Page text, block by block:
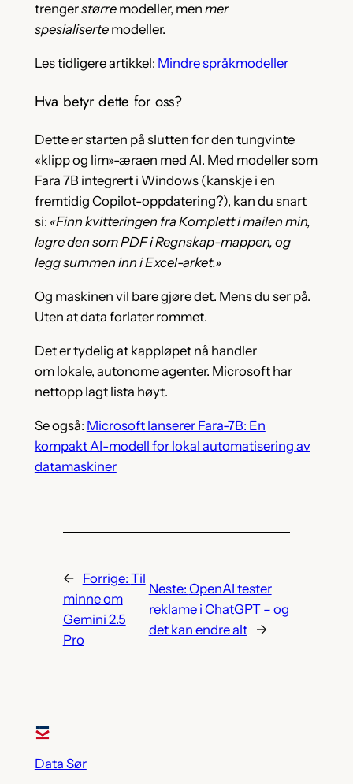
trengerstørremodeller, men mer
spesialisertemodeller.
Les tidligere artikkel: Mindre språkmodeller
Hva betyr dette for oss?
Dette er starten på slutten for den tungvinte
«klipp og lim»-æraen med AI. Med modeller som
Fara 7B integrert i Windows (kanskje i en
fremtidig Copilot-oppdatering?), kan du snart
si: «Finn kvitteringen fra Komplett i mailen min,
lagre den som PDF i Regnskap-mappen, og
legg summen inn i Excel-arket.»
Og maskinen vil bare gjøre det. Mens du ser på.
Uten at data forlater rommet.
Det er tydelig at kappløpet nå handler
om lokale, autonome agenter. Microsoft har
nettopp lagt lista høyt.
Se også: Microsoft lanserer Fara-7B: En
kompakt AI-modell for lokal automatisering av
datamaskiner
← Forrige: Til
minne om
Gemini 2.5
Pro
Neste: OpenAI tester
reklame i ChatGPT – og
det kan endre alt
→
Data Sør